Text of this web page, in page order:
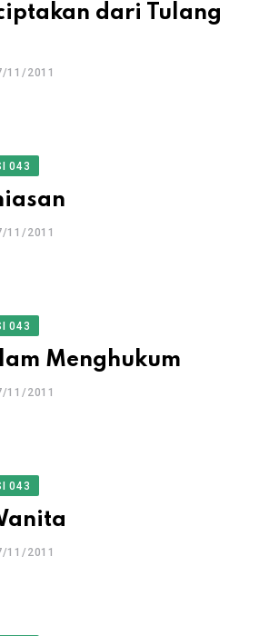
dari Tulang
11/2011
043
11/2011
043
Menghukum
11/2011
043
11/2011